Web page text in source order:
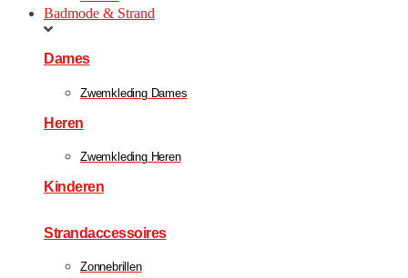
Badmode & Strand
Dames
Zwemkleding Dames
Heren
Zwemkleding Heren
Kinderen
Strandaccessoires
Zonnebrillen